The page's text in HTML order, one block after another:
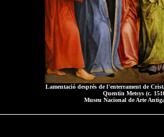
Lamentació després de l'enterrament de
Quentin Metsys (c.
Museu Nacional de Arte